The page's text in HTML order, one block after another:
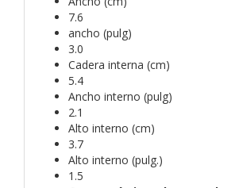
7.6
ancho (pulg)
3.0
Cadera interna (cm)
5.4
Ancho interno (pulg)
2.1
Alto interno (cm)
3.7
Alto interno (pulg.)
1.5